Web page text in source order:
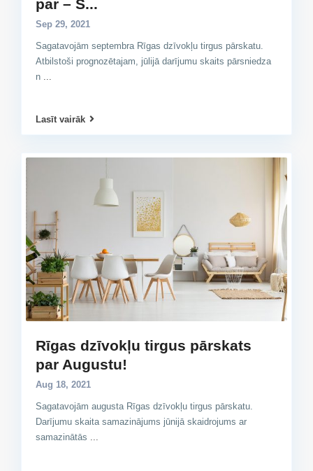
par – S...
Sep 29, 2021
Sagatavojām septembra Rīgas dzīvokļu tirgus pārskatu.
Atbilstoši prognozētajam, jūlijā darījumu skaits pārsniedza
n
Lasīt vairāk
Rīgas dzīvokļu tirgus pārskats
par Augustu!
Aug 18, 2021
Sagatavojām augusta Rīgas dzīvokļu tirgus pārskatu.
Darījumu skaita samazinājums jūnijā skaidrojums ar
samazinātās